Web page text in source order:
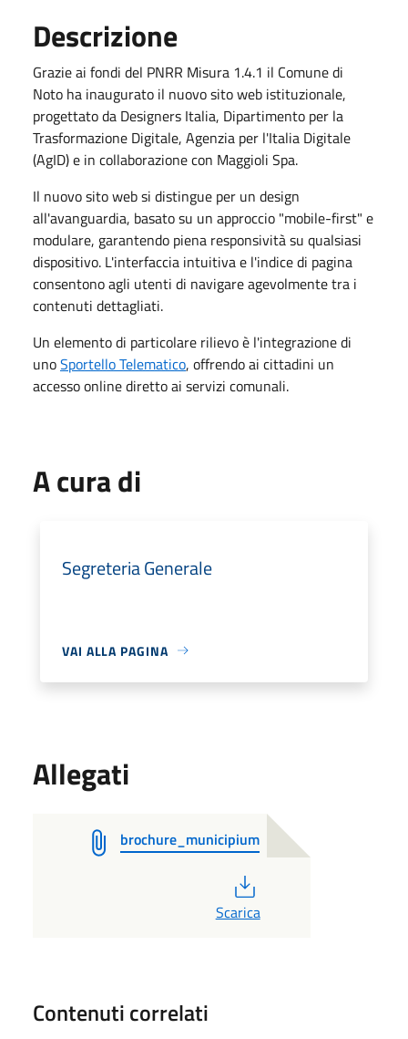
Descrizione
Grazie ai fondi del PNRR Misura 1.4.1 il Comune di
Noto ha inaugurato il nuovo sito web istituzionale,
progettato da Designers Italia, Dipartimento per la
Trasformazione Digitale, Agenzia per l'Italia Digitale
(AgID) e in collaborazione con Maggioli Spa.
Il nuovo sito web si distingue per un design
all'avanguardia, basato su un approccio "mobile-first" e
modulare, garantendo piena responsività su qualsiasi
dispositivo. L'interfaccia intuitiva e l'indice di pagina
consentono agli utenti di navigare agevolmente tra i
contenuti dettagliati.
Un elemento di particolare rilievo è l'integrazione di
unoSportello Telematico, offrendo ai cittadini un
accesso online diretto ai servizi comunali.
A cura di
Segreteria Generale
VAI ALLA PAGINA
Allegati
brochure_municipium
Scarica
Contenuti correlati